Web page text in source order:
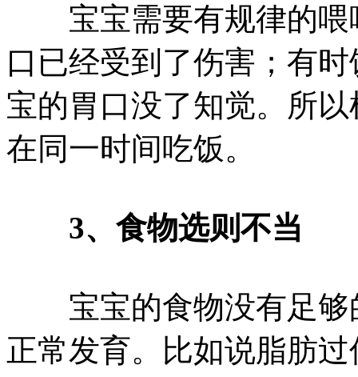
宝宝需要有规律的喂
口已经受到了伤害；有
宝的胃口没了知觉。所
在同一时间吃饭。
3、食物选则不当
宝宝的食物没有足够
正常发育。比如说脂肪